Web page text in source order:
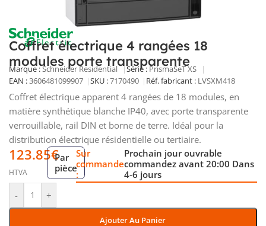
Coffret électrique 4 rangées 18
modules porte transparente
Marque :Schneider Residential Série :PrismaSeT XS
EAN :3606481099907 SKU :7170490 Réf. fabricant : LVSXM418
Coffret électrique apparent 4 rangées de 18 modules, en
matière synthétique blanche IP40, avec porte transparente
verrouillable, rail DIN et borne de terre. Idéal pour la
distribution électrique résidentielle ou tertiaire.
123.85€
HTVA
Par
pièce
Sur
commande
:
Prochain jour ouvrable
commandez avant 20:00 Dans
4-6 jours
-
+
Ajouter Au Panier